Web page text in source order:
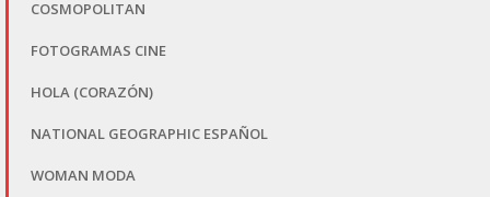
COSMOPOLITAN
FOTOGRAMAS CINE
HOLA (CORAZÓN)
NATIONAL GEOGRAPHIC ESPAÑOL
WOMAN MODA